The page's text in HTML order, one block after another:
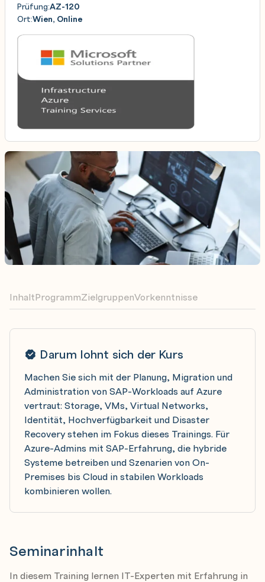
Darum lohnt sich der Kurs
Machen Sie sich mit der Planung, Migration und
Administration von SAP-Workloads auf Azure
vertraut: Storage, VMs, Virtual Networks,
Identität, Hochverfügbarkeit und Disaster
Recovery stehen im Fokus dieses Trainings. Für
Azure-Admins mit SAP-Erfahrung, die hybride
Systeme betreiben und Szenarien von On-
Premises bis Cloud in stabilen Workloads
kombinieren wollen.
Seminarinhalt
In diesem Training lernen IT-Experten mit Erfahrung in
InhaltProgrammZielgruppenVorkenntnisse
Prüfung:AZ-120
Ort:Wien, Online